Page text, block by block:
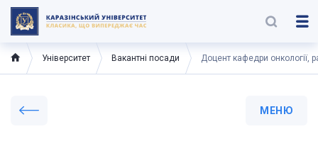
Університет Вакантні посади Доцент кафедри онкології,
МЕНЮ